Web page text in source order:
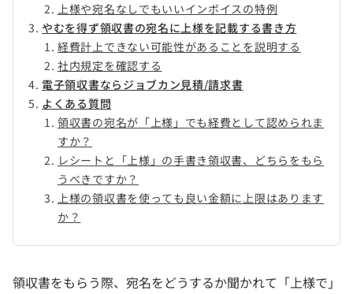
上様や宛名なしでもいいインボイスの特例
やむを得ず領収書の宛名に上様を記載する書き方
経費計上できない可能性があることを説明する
社内規定を確認する
電子領収書ならジョブカン見積/請求書
よくある質問
領収書の宛名が「上様」でも経費として認められま
すか？
レシートと「上様」の手書き領収書、どちらをもら
うべきですか？
上様の領収書を使っても良い金額に上限はあります
か？
領収書をもらう際、宛名をどうするか聞かれて「上様で」